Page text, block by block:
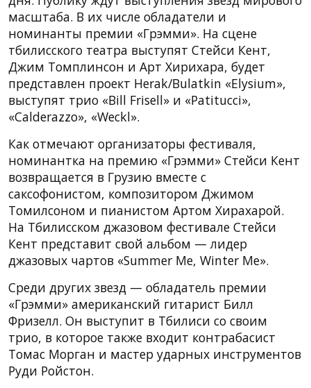
масштаба. В их числе обладатели и
номинанты премии «Грэмми». На сцене
тбилисского театра выступят Стейси Кент,
Джим Томплинсон и Арт Хирихара, будет
представлен проект Herak/Bulatkin «Elysium»,
выступят трио «Bill Frisell» и «Patitucci»,
«Calderazzo», «Weckl».
Как отмечают организаторы фестиваля,
номинантка на премию «Грэмми» Стейси Кент
возвращается в Грузию вместе с
саксофонистом, композитором Джимом
Томилсоном и пианистом Артом Хирахарой.
На Тбилисском джазовом фестивале Стейси
Кент представит свой альбом — лидер
джазовых чартов «Summer Me, Winter Me».
Среди других звезд — обладатель премии
«Грэмми» американский гитарист Билл
Фризелл. Он выступит в Тбилиси со своим
трио, в которое также входит контрабасист
Томас Морган и мастер ударных инструментов
Руди Ройстон.